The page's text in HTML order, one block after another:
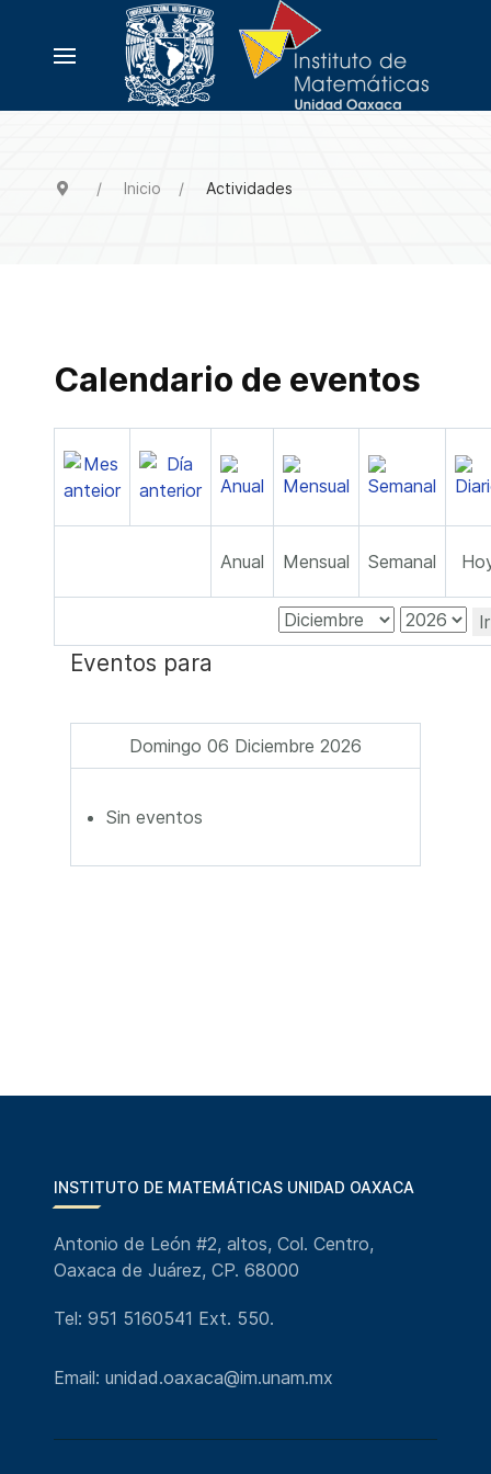
Inicio Actividades
Calendario de eventos
Anual Mensual Semanal
Eventos para
Domingo 06 Diciembre 2026
Sin eventos
INSTITUTO DE MATEMÁTICAS UNIDAD OAXACA
Antonio de León #2, altos, Col. Centro,
Oaxaca de Juárez, CP. 68000
Tel: 951 5160541 Ext. 550.
Email: unidad.oaxaca@im.unam.mx